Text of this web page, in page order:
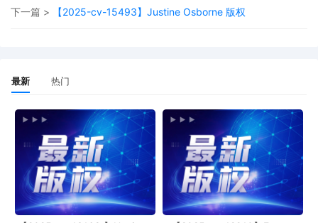
下一篇 >
【2025-cv-15493】Justine Osborne 版权
最新 热门